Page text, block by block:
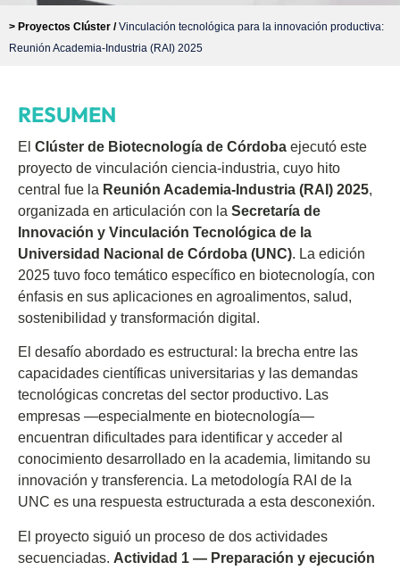
> Proyectos Clúster /Vinculación tecnológica para la innovación productiva:
Reunión Academia-Industria (RAI) 2025
RESUMEN
El Clúster de Biotecnología de Córdoba ejecutó este
proyecto de vinculación ciencia-industria, cuyo hito
central fue la Reunión Academia-Industria (RAI) 2025,
organizada en articulación con la Secretaría de
Innovación y Vinculación Tecnológica de la
Universidad Nacional de Córdoba (UNC). La edición
2025 tuvo foco temático específico en biotecnología, con
énfasis en sus aplicaciones en agroalimentos, salud,
sostenibilidad y transformación digital.
El desafío abordado es estructural: la brecha entre las
capacidades científicas universitarias y las demandas
tecnológicas concretas del sector productivo. Las
empresas —especialmente en biotecnología—
encuentran dificultades para identificar y acceder al
conocimiento desarrollado en la academia, limitando su
innovación y transferencia. La metodología RAI de la
UNC es una respuesta estructurada a esta desconexión.
El proyecto siguió un proceso de dos actividades
secuenciadas. Actividad 1 — Preparación y ejecución